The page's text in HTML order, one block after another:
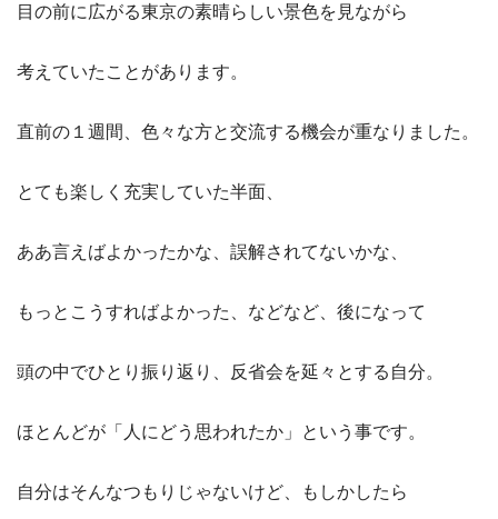
目の前に広がる東京の素晴らしい景色を見ながら
考えていたことがあります。
直前の１週間、色々な方と交流する機会が重なりました。
とても楽しく充実していた半面、
ああ言えばよかったかな、誤解されてないかな、
もっとこうすればよかった、などなど、後になって
頭の中でひとり振り返り、反省会を延々とする自分。
ほとんどが「人にどう思われたか」という事です。
自分はそんなつもりじゃないけど、もしかしたら